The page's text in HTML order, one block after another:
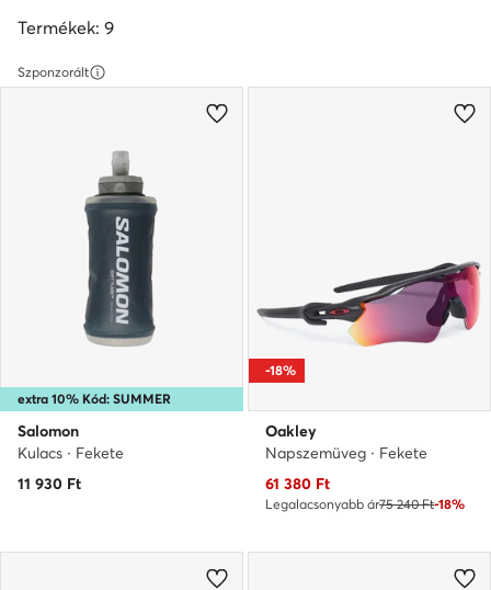
Termékek: 9
Szponzorált
extra 10% Kód: SUMMER
Salomon
Kulacs · Fekete
11 930 Ft
-18%
Oakley
Napszemüveg · Fekete
Aktuális ár
61 380 Ft
Legalacsonyabb ár75 240 Ft-18%